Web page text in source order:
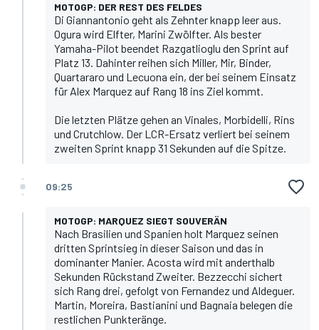
MOTOGP: DER REST DES FELDES
Di Giannantonio geht als Zehnter knapp leer aus.
Ogura wird Elfter, Marini Zwölfter. Als bester
Yamaha-Pilot beendet Razgatlioglu den Sprint auf
Platz 13. Dahinter reihen sich Miller, Mir, Binder,
Quartararo und Lecuona ein, der bei seinem Einsatz
für Alex Marquez auf Rang 18 ins Ziel kommt.
Die letzten Plätze gehen an Vinales, Morbidelli, Rins
und Crutchlow. Der LCR-Ersatz verliert bei seinem
zweiten Sprint knapp 31 Sekunden auf die Spitze.
09:25
MOTOGP: MARQUEZ SIEGT SOUVERÄN
Nach Brasilien und Spanien holt Marquez seinen
dritten Sprintsieg in dieser Saison und das in
dominanter Manier. Acosta wird mit anderthalb
Sekunden Rückstand Zweiter. Bezzecchi sichert
sich Rang drei, gefolgt von Fernandez und Aldeguer.
Martin, Moreira, Bastianini und Bagnaia belegen die
restlichen Punkteränge.